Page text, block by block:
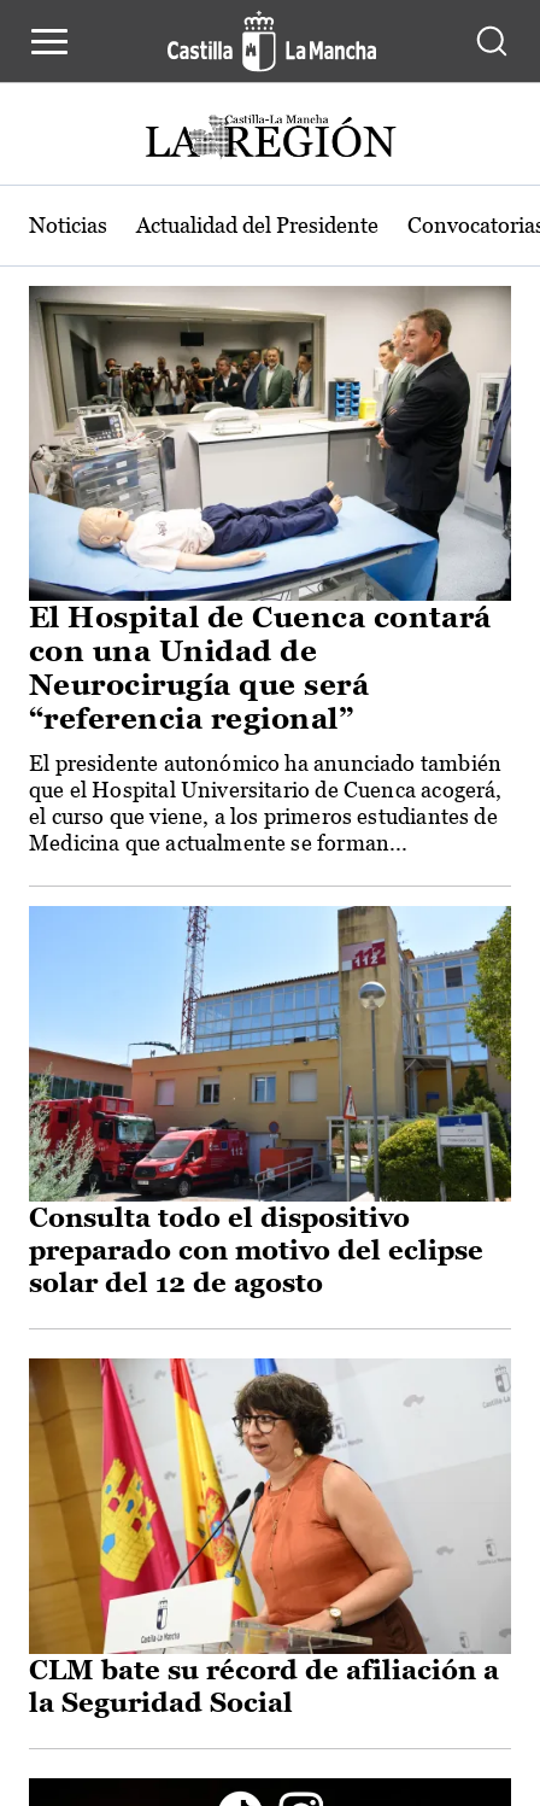
Actualidad de la región de Castilla-
Noticias Actualidad del Presidente
El Hospital de Cuenca contará
con una Unidad de
Neurocirugía que será
“referencia regional”
El presidente autonómico ha anunciado también
que el Hospital Universitario de Cuenca acogerá,
el curso que viene, a los primeros estudiantes de
Medicina que actualmente se forman...
Consulta todo el dispositivo
preparado con motivo del eclipse
solar del 12 de agosto
CLM bate su récord de afiliación a
la Seguridad Social